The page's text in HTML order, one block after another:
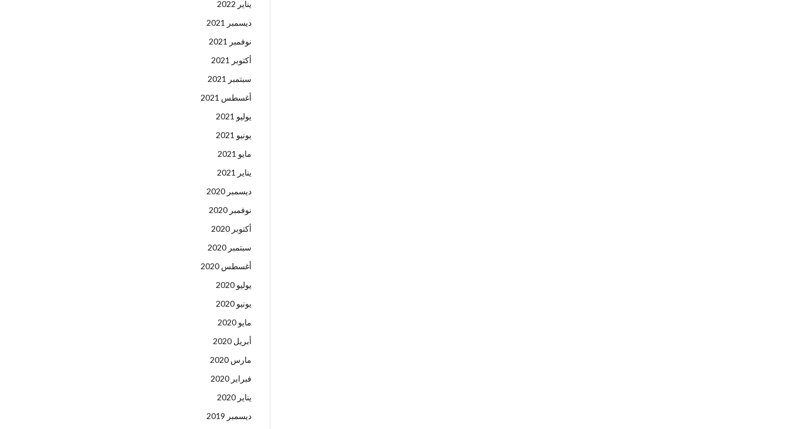
يناير 2022
ديسمبر 2021
نوفمبر 2021
أكتوبر 2021
سبتمبر 2021
أغسطس 2021
يوليو 2021
يونيو 2021
مايو 2021
يناير 2021
ديسمبر 2020
نوفمبر 2020
أكتوبر 2020
سبتمبر 2020
أغسطس 2020
يوليو 2020
يونيو 2020
مايو 2020
أبريل 2020
مارس 2020
فبراير 2020
يناير 2020
ديسمبر 2019